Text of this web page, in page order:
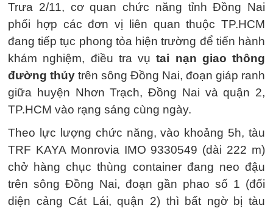
Trưa 2/11, cơ quan chức năng tỉnh Đồng Nai
phối hợp các đơn vị liên quan thuộc TP.HCM
đang tiếp tục phong tỏa hiện trường để tiến hành
khám nghiệm, điều tra vụtai nạn giao thông
đường thủy trên sông Đồng Nai, đoạn giáp ranh
giữa huyện Nhơn Trạch, Đồng Nai và quận 2,
TP.HCM vào rạng sáng cùng ngày.
Theo lực lượng chức năng, vào khoảng 5h, tàu
TRF KAYA Monrovia IMO 9330549 (dài 222 m)
chở hàng chục thùng container đang neo đậu
trên sông Đồng Nai, đoạn gần phao số 1 (đối
diện cảng Cát Lái, quận 2) thì bất ngờ bị tàu